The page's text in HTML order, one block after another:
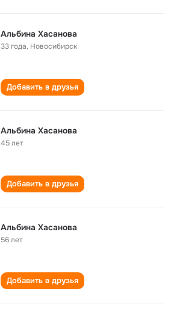
Альбина Хасанова
33 года, Новосибирск
Добавить в друзья
Альбина Хасанова
45 лет
Добавить в друзья
Альбина Хасанова
56 лет
Добавить в друзья